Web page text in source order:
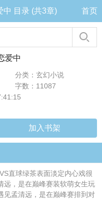
中 目录 (共3章) 首页
爱中
分类：玄幻小说
字数：11087
加入书架
直球绿茶表面淡定内心戏很
远，是在巅峰赛装软萌女生玩
见孟清远，是在巅峰赛排到对